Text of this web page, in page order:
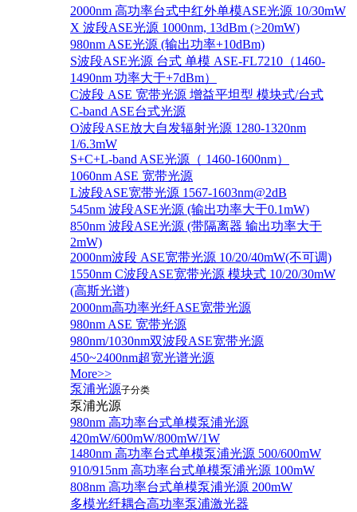
2000nm 高功率台式中红外单模ASE光源 10/30mW
X 波段ASE光源 1000nm, 13dBm (>20mW)
980nm ASE光源 (输出功率+10dBm)
S波段ASE光源 台式 单模 ASE-FL7210（1460-
1490nm 功率大于+7dBm）
C波段 ASE 宽带光源 增益平坦型 模块式/台式
C-band ASE台式光源
O波段ASE放大自发辐射光源 1280-1320nm
1/6.3mW
S+C+L-band ASE光源（ 1460-1600nm）
1060nm ASE 宽带光源
L波段ASE宽带光源 1567-1603nm@2dB
545nm 波段ASE光源 (输出功率大于0.1mW)
850nm 波段ASE光源 (带隔离器 输出功率大于
2mW)
2000nm波段 ASE宽带光源 10/20/40mW(不可调)
1550nm C波段ASE宽带光源 模块式 10/20/30mW
(高斯光谱)
2000nm高功率光纤ASE宽带光源
980nm ASE 宽带光源
980nm/1030nm双波段ASE宽带光源
450~2400nm超宽光谱光源
More>>
泵浦光源子分类
泵浦光源
980nm 高功率台式单模泵浦光源
420mW/600mW/800mW/1W
1480nm 高功率台式单模泵浦光源 500/600mW
910/915nm 高功率台式单模泵浦光源 100mW
808nm 高功率台式单模泵浦光源 200mW
多模光纤耦合高功率泵浦激光器